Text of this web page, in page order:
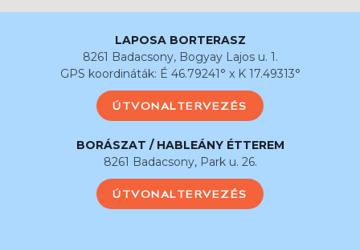
LAPOSA BORTERASZ
8261 Badacsony, Bogyay Lajos u. 1.
GPS koordináták: É 46.79241° x K 17.49313°
ÚTVONALTERVEZÉS
BORÁSZAT / HABLEÁNY ÉTTEREM
8261 Badacsony, Park u. 26.
ÚTVONALTERVEZÉS